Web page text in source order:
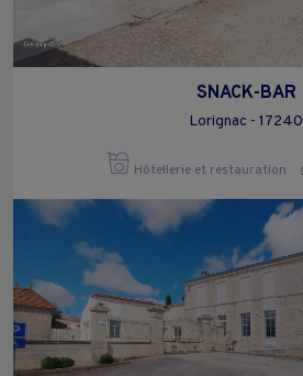
SNACK-BAR
Lorignac - 17240
Hôtellerie et restauration